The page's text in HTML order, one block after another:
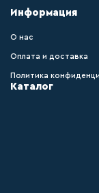
Информация
О нас
Оплата и доставка
Политика
Каталог